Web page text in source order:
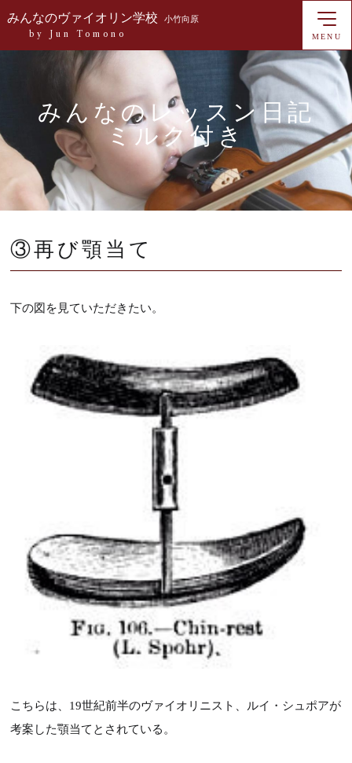
みんなのヴァイオリン学校 小竹向原
by Jun Tomono MENU
みんなのレッスン日記
ミルク付き
③再び顎当て
下の図を見ていただきたい。
こちらは、19世紀前半のヴァイオリニスト、ルイ・シュポアが
考案した顎当てとされている。